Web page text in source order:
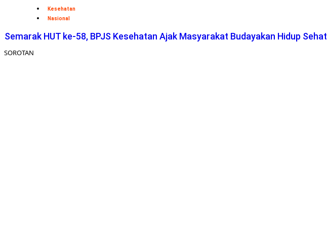
Kesehatan
Nasional
Semarak HUT ke-58, BPJS Kesehatan Ajak Masyarakat Budayakan Hidup Sehat
SOROTAN